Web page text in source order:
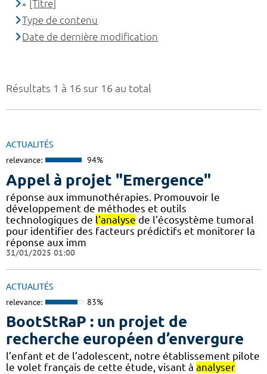
Résultats 1 à 16 sur 16 au total
ACTUALITÉS
relevance: 94%
Appel à projet "Emergence"
réponse aux immunothérapies. Promouvoir le
développement de méthodes et outils
technologiques de l'analyse de l'écosystème tumoral
pour identifier des facteurs prédictifs et monitorer la
réponse aux imm
31/01/2025 01:00
ACTUALITÉS
relevance: 83%
BootStRaP : un projet de
recherche européen d’envergure
l’enfant et de l’adolescent, notre établissement pilote
le volet français de cette étude, visant à analyser
[Titre]
Type de contenu
Date de dernière modification